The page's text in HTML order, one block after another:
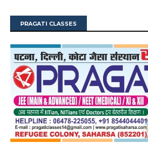
PRAGATI CLASSES